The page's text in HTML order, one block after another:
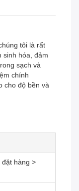
tôi là rất
sinh hóa, đảm
sạch và
chính
cho độ bền và
hàng >